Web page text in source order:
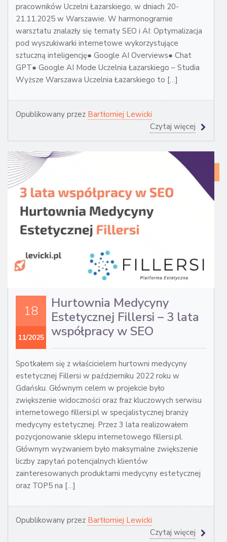
pracowników Uczelni Łazarskiego, w dniach 20-
21.11.2025 w Warszawie. W harmonogramie
warsztatu znalazły się tematy SEO i AI: Optymalizacja
pod wyszukiwarki internetowe wykorzystujące
sztuczną inteligencję● Google AI Overviews● Chat
GPT● Google AI Mode Uczelnia Łazarskiego – Studia
Wyższe Warszawa Uczelnia Łazarskiego to […]
Opublikowany przez Bartłomiej Lewicki
Czytaj więcej
18
11/2025
Hurtownia Medycyny
Estetycznej Fillersi – 3 lata
współpracy w SEO
Spotkałem się z właścicielem hurtowni medycyny
estetycznej Fillersi w październiku 2022 roku w
Gdańsku. Głównym celem w projekcie było
zwiększenie widoczności oraz fraz kluczowych serwisu
internetowego fillersi.pl w specjalistycznej branży
medycyny estetycznej. Przez 3 lata realizowałem
pozycjonowanie sklepu internetowego fillersi.pl.
Głównym wyzwaniem było maksymalne zwiększenie
liczby zapytań potencjalnych klientów
zainteresowanych produktami medycyny estetycznej
oraz TOP5 na […]
Opublikowany przez Bartłomiej Lewicki
Czytaj więcej